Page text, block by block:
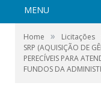
MENU
Home » Licitações
SRP (AQUISIÇÃO DE
PERECÍVEIS PARA
FUNDOS DA